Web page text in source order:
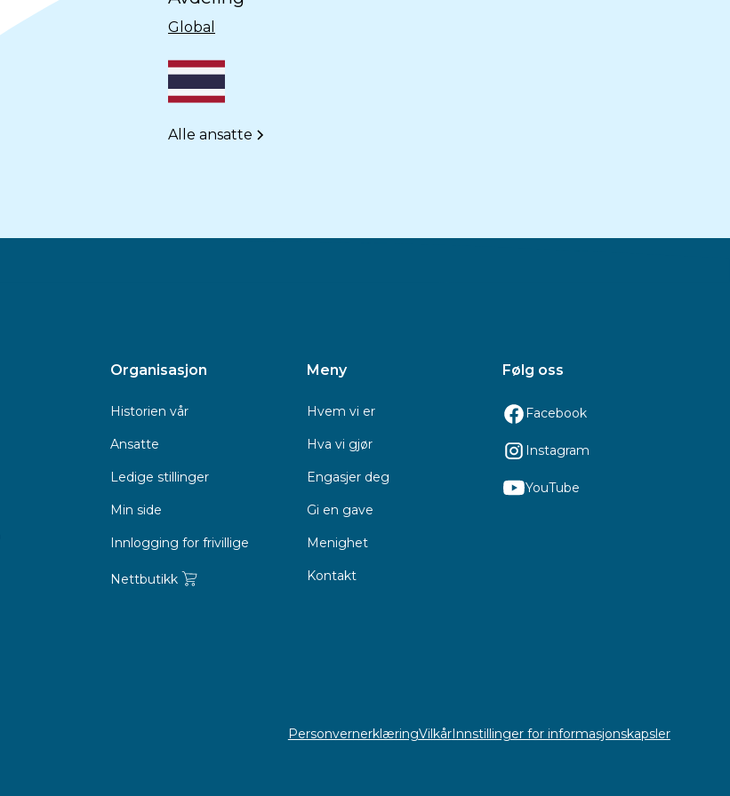
Global
Alle ansatte
Organisasjon
Historien vår
Ansatte
Ledige stillinger
Min side
Innlogging for frivillige
Nettbutikk
Meny
Hvem vi er
Hva vi gjør
Engasjer deg
Gi en gave
Menighet
Kontakt
Følg oss
Facebook
Instagram
YouTube
PersonvernerklæringVilkårInnstillinger for informasjonskapsler